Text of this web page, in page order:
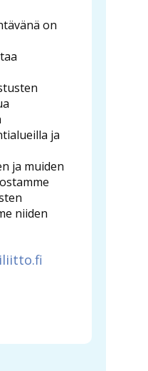
on
ja
ja muiden
niiden